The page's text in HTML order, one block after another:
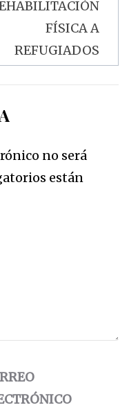
FÍSICA A
REFUGIADOS
no será
están